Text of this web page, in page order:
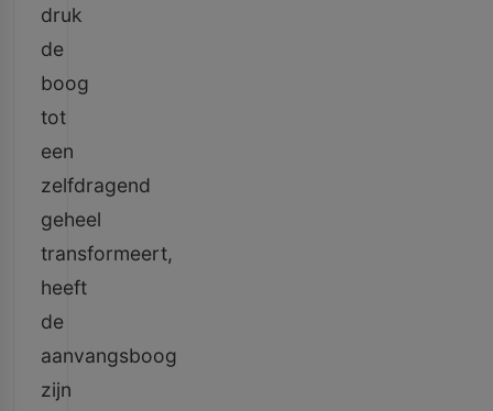
druk
de
boog
tot
een
zelfdragend
geheel
transformeert,
heeft
de
aanvangsboog
zijn